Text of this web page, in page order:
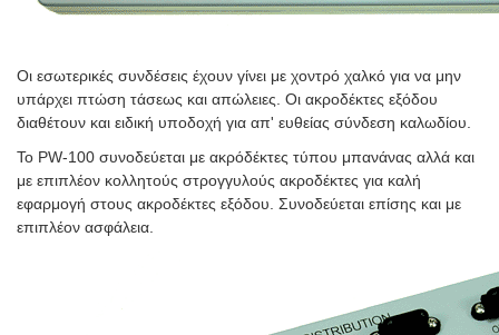
Οι εσωτερικές συνδέσεις έχουν γίνει με χοντρό χαλκό για να μην
υπάρχει πτώση τάσεως και απώλειες. Οι ακροδέκτες εξόδου
διαθέτουν και ειδική υποδοχή για απ' ευθείας σύνδεση καλωδίου.
Το PW-100 συνοδεύεται με ακρόδέκτες τύπου μπανάνας αλλά και
με επιπλέον κολλητούς στρογγυλούς ακροδέκτες για καλή
εφαρμογή στους ακροδέκτες εξόδου. Συνοδεύεται επίσης και με
επιπλέον ασφάλεια.